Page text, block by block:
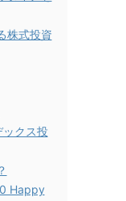
株式投資
クス投
Happy